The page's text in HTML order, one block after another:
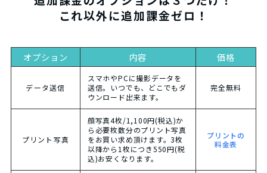
これ以外に追加課金ゼロ！
オプション 内容 価格
データ送信
スマホやPCに撮影データを
送信。いつでも、どこでもダ
ウンロード出来ます。
完全無料
プリント写真
顔写真4枚/1,100円(税込)か
ら必要枚数分のプリント写真
をお買い求め頂けます。3枚
以降から1枚につき550円(税
込)お安くなります。
プリントの
料金表